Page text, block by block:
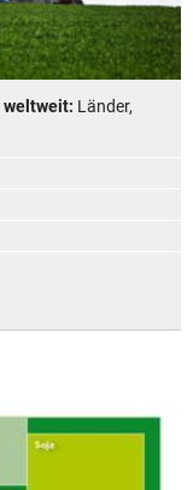
weltweit: Länder,